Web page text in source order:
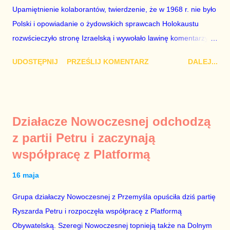
po stronie „Solidarności” w tamtych trudnych czasach. Lech
Kaczyński / fot. autor nieznany. Plan jest taki, aby zastąpić
Lecha Wałęs...
Upamiętnienie kolaborantów, twierdzenie, że w 1968 r. nie było
Polski i opowiadanie o żydowskich sprawcach Holokaustu
rozwścieczyło stronę Izraelską i wywołało lawinę komentarzy w
Dodajmy do tego jeszcze odmowę wojewody dotyczącą
centrum, a PiS już tam jest” – mówili komentatorzy po zamianie
Szydło na Morawieckiego. Jak zwykle mieli rację. Tej nocy rząd
nie pójdzie spać. Do jutrzejszego poranka muszą znaleźć
życiorys i zdjęcie. Mile widziane są też powiązania tego
zwyrodnialca z politykami PO. Bez tego, udział polityków PiS w
porannych programach nie ma sensu. Jeszcze ze trzy dni
sukcesów PiS na arenie międzynarodowej, a rządzący zaczną
UDOSTĘPNIJ PRZEŚLIJ KOMENTARZ DALEJ...
Działacze Nowoczesnej odchodzą
z partii Petru i zaczynają
współpracę z Platformą
16 maja
Grupa działaczy Nowoczesnej z Przemyśla opuściła dziś partię
Ryszarda Petru i rozpoczęła współpracę z Platformą
Obywatelską. Szeregi Nowoczesnej topnieją także na Dolnym